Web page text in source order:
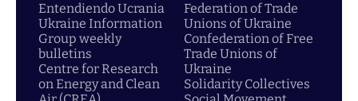
Entendiendo Ucrania
Ukraine Information
Group weekly
bulletins
Centre for Research
on Energy and Clean
Federation of Trade
Unions of Ukraine
Confederation of Free
Trade Unions of
Ukraine
Solidarity Collectives